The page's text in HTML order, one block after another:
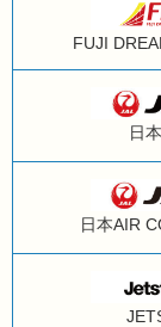
FUJI
日
日本AIR